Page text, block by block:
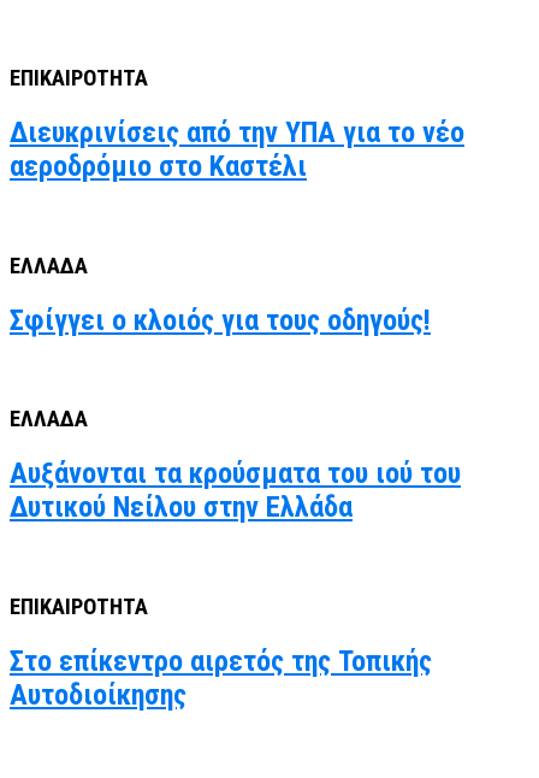
ΕΠΙΚΑΙΡΟΤΗΤΑ
Διευκρινίσεις από την ΥΠΑ για το νέο
αεροδρόμιο στο Καστέλι
ΕΛΛΑΔΑ
Σφίγγει ο κλοιός για τους οδηγούς!
ΕΛΛΑΔΑ
Αυξάνονται τα κρούσματα του ιού του
Δυτικού Νείλου στην Ελλάδα
ΕΠΙΚΑΙΡΟΤΗΤΑ
Στο επίκεντρο αιρετός της Τοπικής
Αυτοδιοίκησης